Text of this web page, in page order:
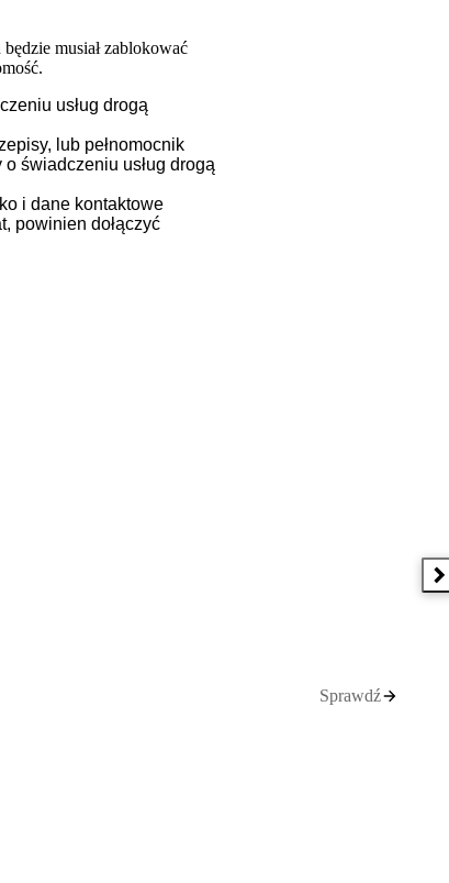
musiał zablokować
usług drogą
lub pełnomocnik
świadczeniu usług drogą
i dane kontaktowe
powinien dołączyć
Sprawdź